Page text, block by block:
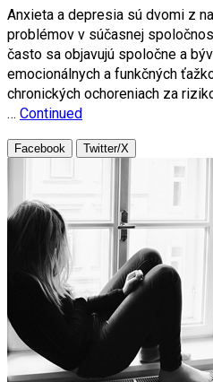
Anxieta a depresia sú dvomi z
problémov v súčasnej
často sa objavujú spoločne a
emocionálnych a funkčných
chronických ochoreniach za
… Continued
Facebook Twitter/X